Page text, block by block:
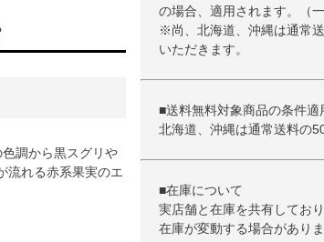
調から黒スグリや
流れる赤系果実のエ
の場合、適用されます。（
※尚、北海道、沖縄は通常
いただきます。
■送料無料対象商品の条件適
北海道、沖縄は通常送料の
■在庫について
実店舗と在庫を共有してお
在庫が変動する場合がありま